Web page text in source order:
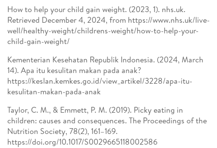
How to help your child gain weight. (2023, 1). nhs.uk.
Retrieved December 4, 2024, from https://www.nhs.uk/live-
well/healthy-weight/childrens-weight/how-to-help-your-
child-gain-weight/
Kementerian Kesehatan Republik Indonesia. (2024, March
14). Apa itu kesulitan makan pada anak?
https://keslan.kemkes.go.id/view_artikel/3228/apa-itu-
kesulitan-makan-pada-anak
Taylor, C. M., & Emmett, P. M. (2019). Picky eating in
children: causes and consequences. The Proceedings of the
Nutrition Society, 78(2), 161–169.
https://doi.org/10.1017/S0029665118002586